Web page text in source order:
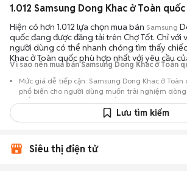
Hiện có hơn 1.012 lựa chọn mua bán Samsung
quốc đang được đăng tải trên Chợ Tốt. Chỉ với
người dùng có thể nhanh chóng tìm thấy chiếc
Khac ở Toàn quốc phù hợp nhất với yêu cầu
Vì sao nên mua bán Samsung Dong Khac ở Toàn
Mức giá dễ tiếp cận: Samsung Dong Khac ở
phổ biến cho người dùng muốn trải nghiệm
thấp hơn so với khi mới ra mắt.
Nguồn cung phong phú: Dễ dàng tìm thấy
Giao dịch minh bạch: Việc gặp gỡ trực tiếp
Lưu tìm kiếm
Siêu thị điện tử